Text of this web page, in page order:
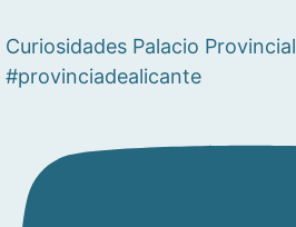
Curiosidades Palacio Provincial
#provinciadealicante